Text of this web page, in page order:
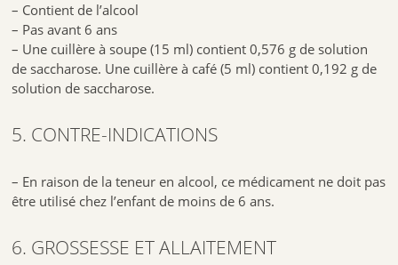
– Contient de l’alcool
– Pas avant 6 ans
– Une cuillère à soupe (15 ml) contient 0,576 g de solution
de saccharose. Une cuillère à café (5 ml) contient 0,192 g de
solution de saccharose.
5. CONTRE-INDICATIONS
– En raison de la teneur en alcool, ce médicament ne doit pas
être utilisé chez l’enfant de moins de 6 ans.
6. GROSSESSE ET ALLAITEMENT